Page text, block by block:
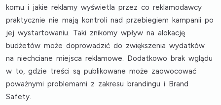
komu i jakie reklamy wyświetla przez coreklamodawcy
praktycznie nie mają kontroli nad przebiegiem kampanii po
jej wystartowaniu. Taki znikomy wpływ na alokację
budżetówmoże doprowadzić do zwiększenia wydatków
na niechciane miejsca reklamowe. Dodatkowo brak wglądu
w to, gdzie treści są publikowane może zaowocować
poważnymi problemami z zakresu brandingu i Brand
Safety.